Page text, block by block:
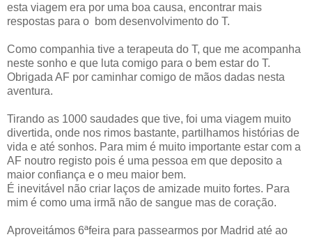
esta viagem era por uma boa causa, encontrar mais
respostas para o bom desenvolvimento do T.
Como companhia tive a terapeuta do T, que me acompanha
neste sonho e que luta comigo para o bem estar do T.
Obrigada AF por caminhar comigo de mãos dadas nesta
aventura.
Tirando as 1000 saudades que tive, foi uma viagem muito
divertida, onde nos rimos bastante, partilhamos histórias de
vida e até sonhos. Para mim é muito importante estar com a
AF noutro registo pois é uma pessoa em que deposito a
maior confiança e o meu maior bem.
É inevitável não criar laços de amizade muito fortes. Para
mim é como uma irmã não de sangue mas de coração.
Aproveitámos 6ªfeira para passearmos por Madrid até ao